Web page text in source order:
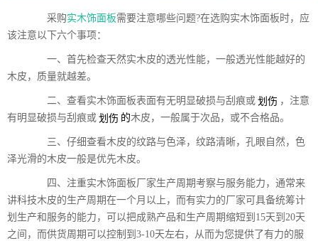
采购实木饰面板需要注意哪些问题?在选购实木饰面板时，应
该注意以下六个事项：
一、首先检查天然实木皮的透光性能，一般透光性能越好的
木皮，质量就越差。
二、查看实木饰面板表面有无明显破损与刮痕或 划伤 ，注意
有明显破损与刮痕或 划伤 的木皮，一般属于次品，或不合格品。
三、仔细查看木皮的纹路与色泽，纹路清晰，孔眼自然，色
泽光滑的木皮一般是优先木皮。
四、注重实木饰面板厂家生产周期考察与服务能力，通常来
讲科技木皮的生产周期在一个月以上，而有实力的厂家可具备统筹计
划生产和服务的能力，可以把成熟产品和生产周期缩短到15天到20天
之间，而供货周期可以控制到3-10天左右，从而为您提供了有力的服